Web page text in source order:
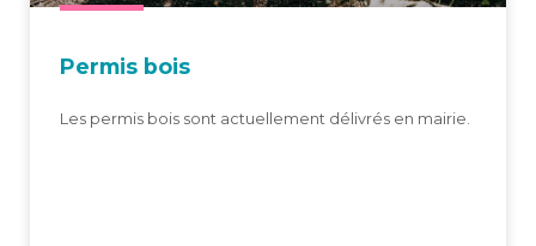
Per­mis bois
Les permis bois sont actuellement délivrés en mairie.